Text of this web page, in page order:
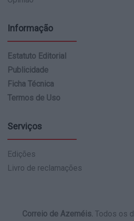
Informação
Estatuto Editorial
Publicidade
Ficha Técnica
Termos de Uso
Serviços
Edições
Livro de reclamações
Correio de Azeméis. Todos os